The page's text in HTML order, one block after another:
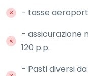
- tasse
- assicurazione
120 p.p.
- Pasti diversi